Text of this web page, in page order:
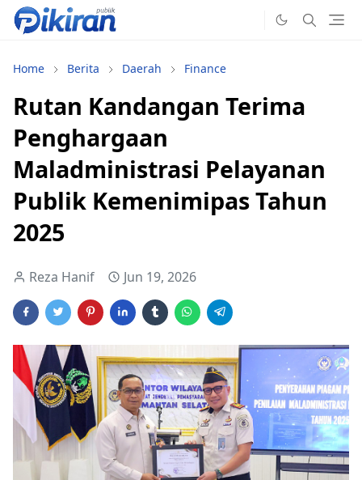
Home Berita Daerah Finance
Rutan Kandangan Terima
Penghargaan
Maladministrasi Pelayanan
Publik Kemenimipas Tahun
2025
Reza Hanif Jun 19, 2026